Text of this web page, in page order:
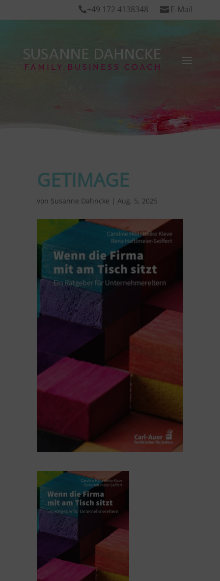
+49 172 4138348  E-Mail
GETIMAGE
von Susanne Dahncke | Aug. 5, 2025